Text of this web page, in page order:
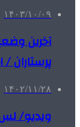
۱۴۰۳/۱۰/۰۹
آخرین
پرستاران /
۱۴۰۲/۱۱/۲۸
ویدیو/